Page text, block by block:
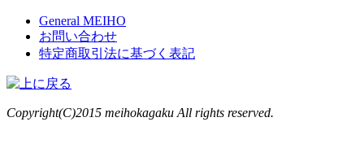
General MEIHO
お問い合わせ
特定商取引法に基づく表記
Copyright(C)2015 meihokagaku All rights reserved.